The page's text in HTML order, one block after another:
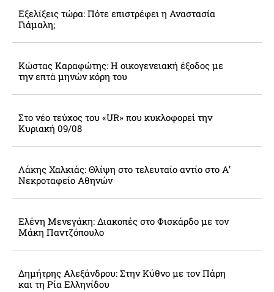
Εξελίξεις τώρα: Πότε επιστρέφει η Αναστασία
Γιάμαλη;
Κώστας Καραφώτης: Η οικογενειακή έξοδος με
την επτά μηνών κόρη του
Στο νέο τεύχος του «UR» που κυκλοφορεί την
Κυριακή 09/08
Λάκης Χαλκιάς: Θλίψη στο τελευταίο αντίο στο Α’
Νεκροταφείο Αθηνών
Ελένη Μενεγάκη: Διακοπές στο Φισκάρδο με τον
Μάκη Παντζόπουλο
Δημήτρης Αλεξάνδρου: Στην Κύθνο με τον Πάρη
και τη Ρία Ελληνίδου